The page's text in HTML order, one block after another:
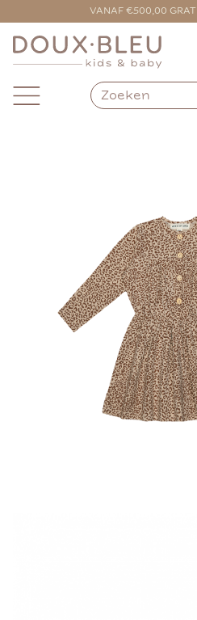
VANAF €500,00
VOOR 16:00 BESTELD =